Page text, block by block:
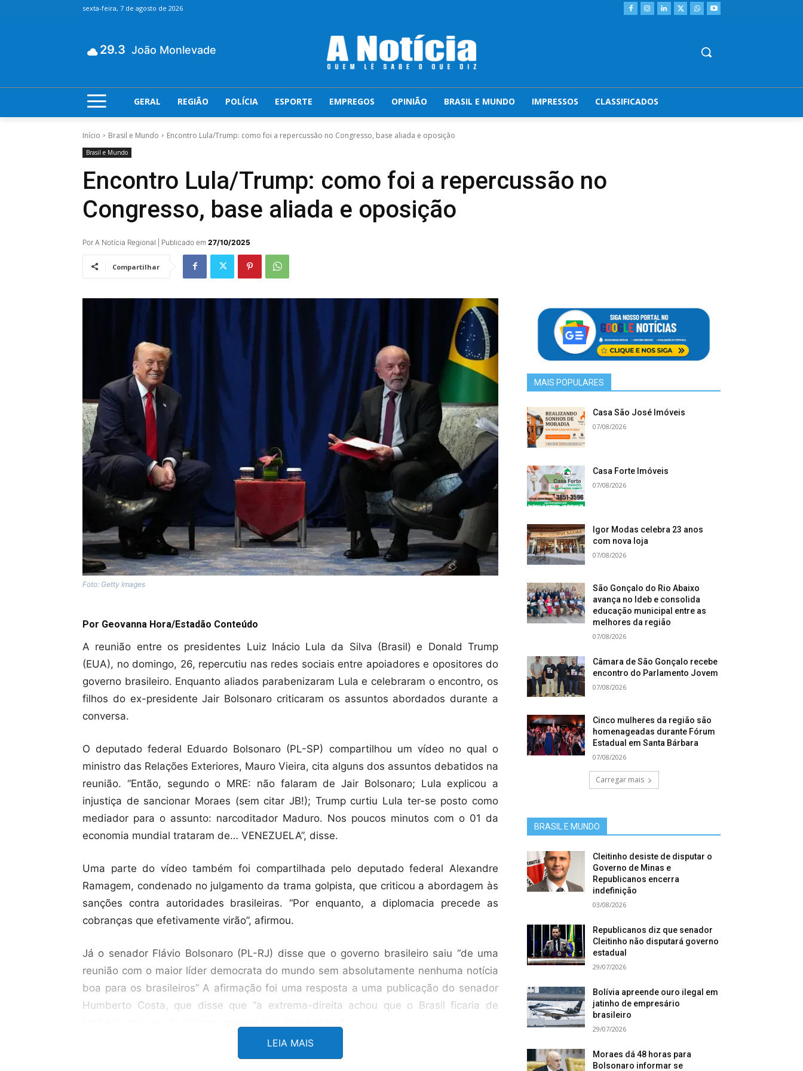
sexta-feira, 7 de agosto de 2026
29.3 João Monlevade
GERAL REGIÃO POLÍCIA ESPORTE EMPREGOS OPINIÃO BRASIL E MUNDO IMPRESSOS CLASSIFICADOS
Início Brasil e Mundo Encontro Lula/Trump: como foi a repercussão no Congresso, base aliada e oposição
Brasil e Mundo
Encontro Lula/Trump: como foi a repercussão no
Congresso, base aliada e oposição
Por A Notícia Regional | Publicado em 27/10/2025
Compartilhar
Foto: Getty Images
Por Geovanna Hora/Estadão Conteúdo
A reunião entre os presidentes Luiz Inácio Lula da Silva (Brasil) e Donald Trump
(EUA), no domingo, 26, repercutiu nas redes sociais entre apoiadores e opositores do
governo brasileiro. Enquanto aliados parabenizaram Lula e celebraram o encontro, os
filhos do ex-presidente Jair Bolsonaro criticaram os assuntos abordados durante a
conversa.
O deputado federal Eduardo Bolsonaro (PL-SP) compartilhou um vídeo no qual o
ministro das Relações Exteriores, Mauro Vieira, cita alguns dos assuntos debatidos na
reunião. “Então, segundo o MRE: não falaram de Jair Bolsonaro; Lula explicou a
injustiça de sancionar Moraes (sem citar JB!); Trump curtiu Lula ter-se posto como
mediador para o assunto: narcoditador Maduro. Nos poucos minutos com o 01 da
economia mundial trataram de… VENEZUELA”, disse.
Uma parte do vídeo também foi compartilhada pelo deputado federal Alexandre
Ramagem, condenado no julgamento da trama golpista, que criticou a abordagem às
sanções contra autoridades brasileiras. “Por enquanto, a diplomacia precede as
cobranças que efetivamente virão”, afirmou.
Já o senador Flávio Bolsonaro (PL-RJ) disse que o governo brasileiro saiu “de uma
reunião com o maior líder democrata do mundo sem absolutamente nenhuma notícia
boa para os brasileiros” A afirmação foi uma resposta a uma publicação do senador
Humberto Costa, que disse que “a extrema-direita achou que o Brasil ficaria de
O vereador Carlos Bolsonaro (PL) se referiu a integrantes do governo brasileiro como
LEIA MAIS
MAIS POPULARES
Casa São José Imóveis
07/08/2026
Casa Forte Imóveis
07/08/2026
Igor Modas celebra 23 anos
com nova loja
07/08/2026
São Gonçalo do Rio Abaixo
avança no Ideb e consolida
educação municipal entre as
melhores da região
07/08/2026
Câmara de São Gonçalo recebe
encontro do Parlamento Jovem
07/08/2026
Cinco mulheres da região são
homenageadas durante Fórum
Estadual em Santa Bárbara
07/08/2026
Carregar mais
BRASIL E MUNDO
Cleitinho desiste de disputar o
Governo de Minas e
Republicanos encerra
indefinição
03/08/2026
Republicanos diz que senador
Cleitinho não disputará governo
estadual
29/07/2026
Bolívia apreende ouro ilegal em
jatinho de empresário
brasileiro
29/07/2026
Moraes dá 48 horas para
Bolsonaro informar se